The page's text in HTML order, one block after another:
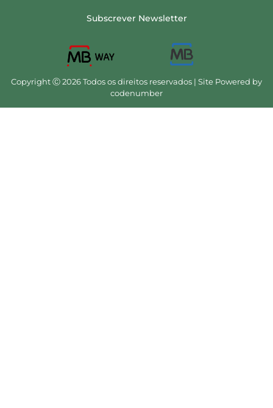
Subscrever Newsletter
Copyright Ⓒ 2026 Todos os direitos reservados | Site Powered by
codenumber